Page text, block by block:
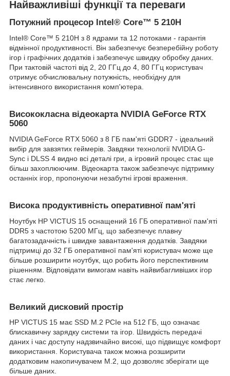
Найважливіші функції та переваги
Потужний процесор Intel® Core™ 5 210H
Intel® Core™ 5 210H з 8 ядрами та 12 потоками - гарантія
відмінної продуктивності. Він забезпечує безперебійну роботу
ігор і графічних додатків і забезпечує швидку обробку даних.
При тактовій частоті від 2, 20 ГГц до 4, 80 ГГц користувач
отримує обчислювальну потужність, необхідну для
інтенсивного використання комп'ютера.
Висококласна відеокарта NVIDIA GeForce RTX
5060
NVIDIA GeForce RTX 5060 з 8 ГБ пам'яті GDDR7 - ідеальний
вибір для завзятих геймерів. Завдяки технології NVIDIA G-
Sync і DLSS 4 видно всі деталі гри, а ігровий процес стає ще
більш захоплюючим. Відеокарта також забезпечує підтримку
останніх ігор, пропонуючи незабутні ігрові враження.
Висока продуктивність оперативної пам'яті
Ноутбук HP VICTUS 15 оснащений 16 ГБ оперативної пам'яті
DDR5 з частотою 5200 МГц, що забезпечує плавну
багатозадачність і швидке завантаження додатків. Завдяки
підтримці до 32 ГБ оперативної пам'яті користувач може ще
більше розширити ноутбук, що робить його перспективним
рішенням. Відповідати вимогам навіть найвибагливіших ігор
стає легко.
Великий дисковий простір
HP VICTUS 15 має SSD M.2 PCIe на 512 ГБ, що означає
блискавичну зарядку системи та ігор. Швидкість передачі
даних і час доступу надзвичайно високі, що підвищує комфорт
використання. Користувача також можна розширити
додатковим накопичувачем M.2, що дозволяє зберігати ще
більше даних.